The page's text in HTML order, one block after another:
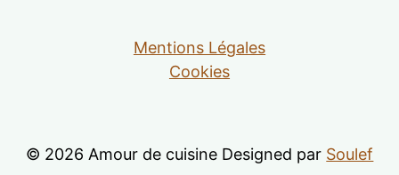
Mentions Légales
Cookies
© 2026 Amour de cuisine Designed par Soulef